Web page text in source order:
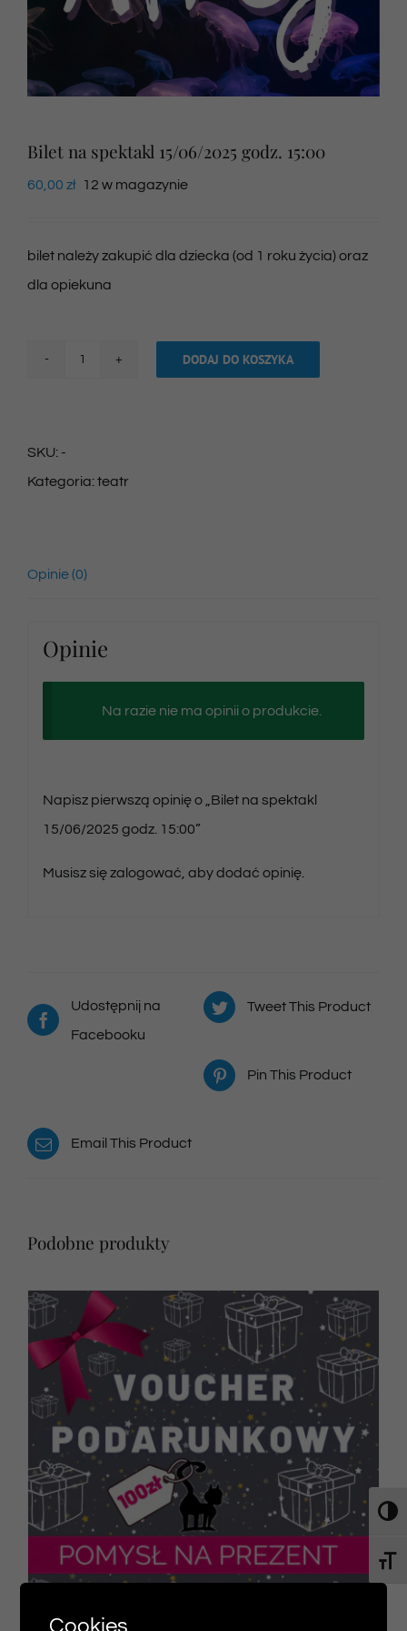
Kontakt
Bilet na spektakl 15/06/2025 godz. 15:00
60,00 zł 12 w magazynie
bilet należy zakupić dla dziecka (od 1 roku życia) oraz
dla opiekuna
15/06/2025
DODAJ DO KOSZYKA
SKU: -
Kategoria:teatr
Opinie (0)
Opinie
Na razie nie ma opinii o produkcie.
Napisz pierwszą opinię o „Bilet na spektakl
15/06/2025 godz. 15:00”
Musisz sięzalogować, aby dodać opinię.
Udostępnij na
Facebooku
Tweet This Product
Pin This Product
Email This Product
Podobne produkty
Cookies